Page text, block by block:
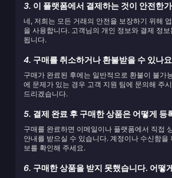
3. 이 플랫폼에서 결제하는 것이 안전한
네, 저희는 모든 거래의 안전을 보장하기 위해
을 사용합니다. 고객님의 개인 정보와 결제 정
됩니다.
4. 구매를 취소하거나 환불받을 수 있나
구매가 완료된 후에는 일반적으로 환불이 불가
에 문제가 있는 경우 고객 지원 팀에 문의해 주
드리겠습니다.
5. 결제 완료 후 구매한 상품은 어떻게 등
구매를 완료하면 이메일이나 플랫폼에서 직접
안내를 받으실 수 있습니다. 계정이나 수신함을
보를 확인해 주세요.
6. 구매한 상품을 받지 못했습니다. 어떻